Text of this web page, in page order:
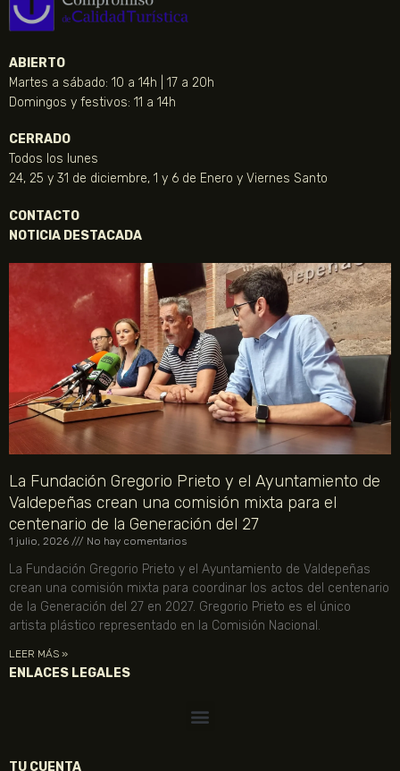
ABIERTO
Martes a sábado: 10 a 14h | 17 a 20h
Domingos y festivos: 11 a 14h
CERRADO
Todos los lunes
24, 25 y 31 de diciembre, 1 y 6 de Enero y Viernes Santo
CONTACTO
NOTICIA DESTACADA
La Fundación Gregorio Prieto y el Ayuntamiento de
Valdepeñas crean una comisión mixta para el
centenario de la Generación del 27
1 julio, 2026 No hay comentarios
La Fundación Gregorio Prieto y el Ayuntamiento de Valdepeñas
crean una comisión mixta para coordinar los actos del centenario
de la Generación del 27 en 2027. Gregorio Prieto es el único
artista plástico representado en la Comisión Nacional.
LEER MÁS »
ENLACES LEGALES
TU CUENTA